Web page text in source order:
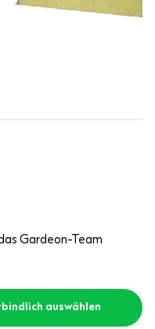
Gardeon-Team
auswählen